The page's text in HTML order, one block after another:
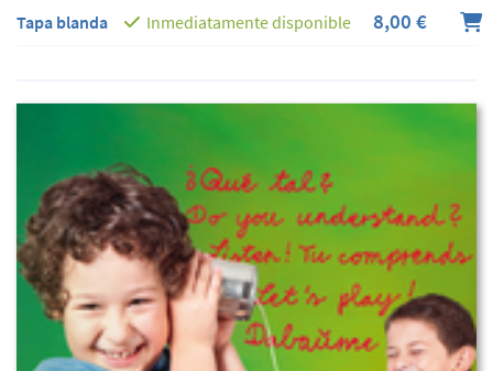
Tapa blanda Inmediatamente disponible 8,00 €